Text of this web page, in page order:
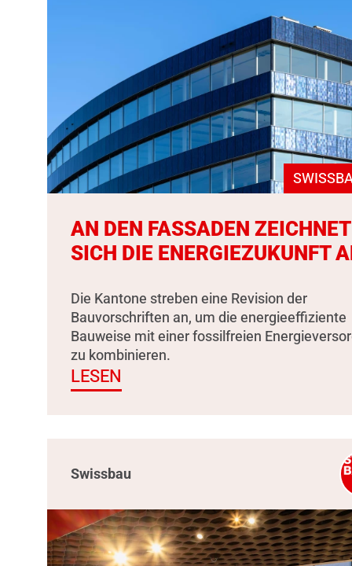
AN DEN FASSADEN ZEICHNET
SICH DIE ENERGIEZUKUNFT
Die Kantone streben eine Revision der
Bauvorschriften an, um die energieeffiziente
Bauweise mit einer fossilfreien
zu kombinieren.
LESEN
Swissbau